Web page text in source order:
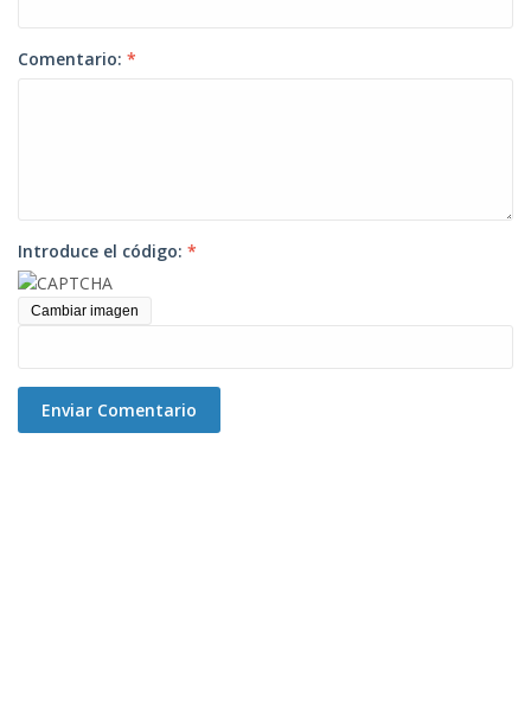
Comentario: *
Introduce el código: *
Cambiar imagen
Enviar Comentario